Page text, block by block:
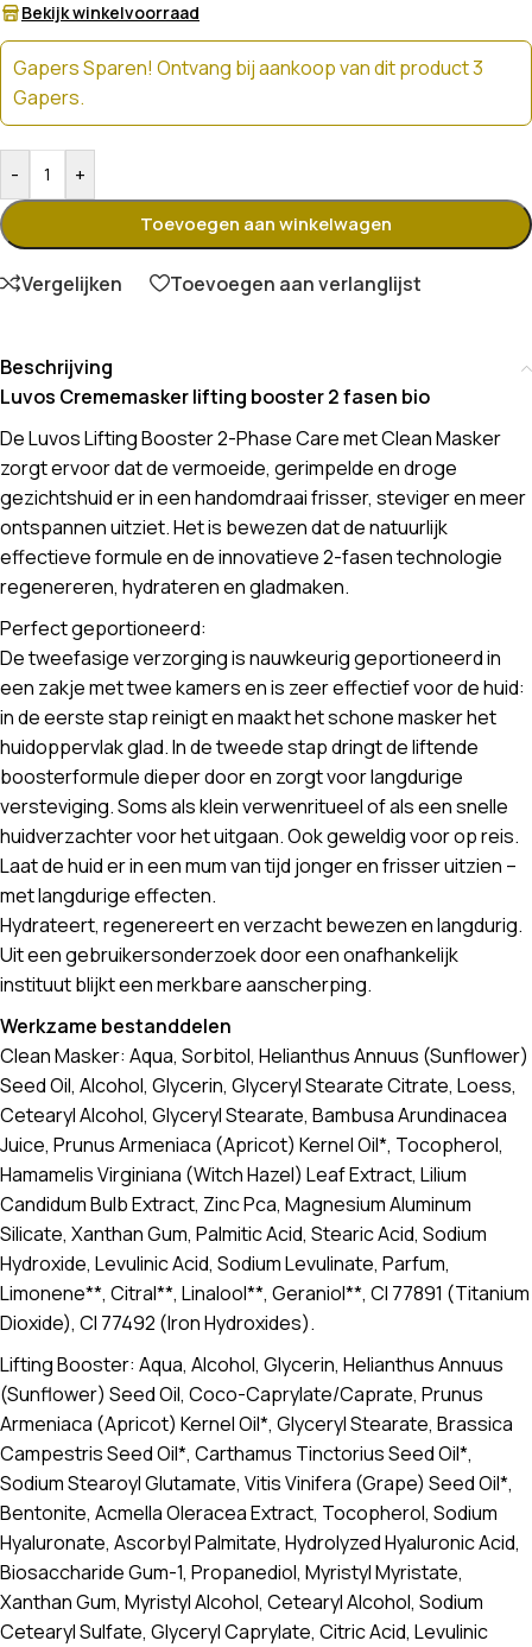
Bekijk winkelvoorraad
Gapers Sparen! Ontvang bij aankoop van dit product 3
Gapers.
- +
Toevoegen aan winkelwagen
Vergelijken Toevoegen aan verlanglijst
Beschrijving
Luvos Crememasker lifting booster 2 fasen bio
De Luvos Lifting Booster 2-Phase Care met Clean Masker
zorgt ervoor dat de vermoeide, gerimpelde en droge
gezichtshuid er in een handomdraai frisser, steviger en meer
ontspannen uitziet. Het is bewezen dat de natuurlijk
effectieve formule en de innovatieve 2-fasen technologie
regenereren, hydrateren en gladmaken.
Perfect geportioneerd:
De tweefasige verzorging is nauwkeurig geportioneerd in
een zakje met twee kamers en is zeer effectief voor de huid:
in de eerste stap reinigt en maakt het schone masker het
huidoppervlak glad. In de tweede stap dringt de liftende
boosterformule dieper door en zorgt voor langdurige
versteviging. Soms als klein verwenritueel of als een snelle
huidverzachter voor het uitgaan. Ook geweldig voor op reis.
Laat de huid er in een mum van tijd jonger en frisser uitzien –
met langdurige effecten.
Hydrateert, regenereert en verzacht bewezen en langdurig.
Uit een gebruikersonderzoek door een onafhankelijk
instituut blijkt een merkbare aanscherping.
Werkzame bestanddelen
Clean Masker: Aqua, Sorbitol, Helianthus Annuus (Sunflower)
Seed Oil, Alcohol, Glycerin, Glyceryl Stearate Citrate, Loess,
Cetearyl Alcohol, Glyceryl Stearate, Bambusa Arundinacea
Juice, Prunus Armeniaca (Apricot) Kernel Oil*, Tocopherol,
Hamamelis Virginiana (Witch Hazel) Leaf Extract, Lilium
Candidum Bulb Extract, Zinc Pca, Magnesium Aluminum
Silicate, Xanthan Gum, Palmitic Acid, Stearic Acid, Sodium
Hydroxide, Levulinic Acid, Sodium Levulinate, Parfum,
Limonene**, Citral**, Linalool**, Geraniol**, CI 77891 (Titanium
Dioxide), CI 77492 (Iron Hydroxides).
Lifting Booster: Aqua, Alcohol, Glycerin, Helianthus Annuus
(Sunflower) Seed Oil, Coco-Caprylate/Caprate, Prunus
Armeniaca (Apricot) Kernel Oil*, Glyceryl Stearate, Brassica
Campestris Seed Oil*, Carthamus Tinctorius Seed Oil*,
Sodium Stearoyl Glutamate, Vitis Vinifera (Grape) Seed Oil*,
Bentonite, Acmella Oleracea Extract, Tocopherol, Sodium
Hyaluronate, Ascorbyl Palmitate, Hydrolyzed Hyaluronic Acid,
Biosaccharide Gum-1, Propanediol, Myristyl Myristate,
Xanthan Gum, Myristyl Alcohol, Cetearyl Alcohol, Sodium
Cetearyl Sulfate, Glyceryl Caprylate, Citric Acid, Levulinic